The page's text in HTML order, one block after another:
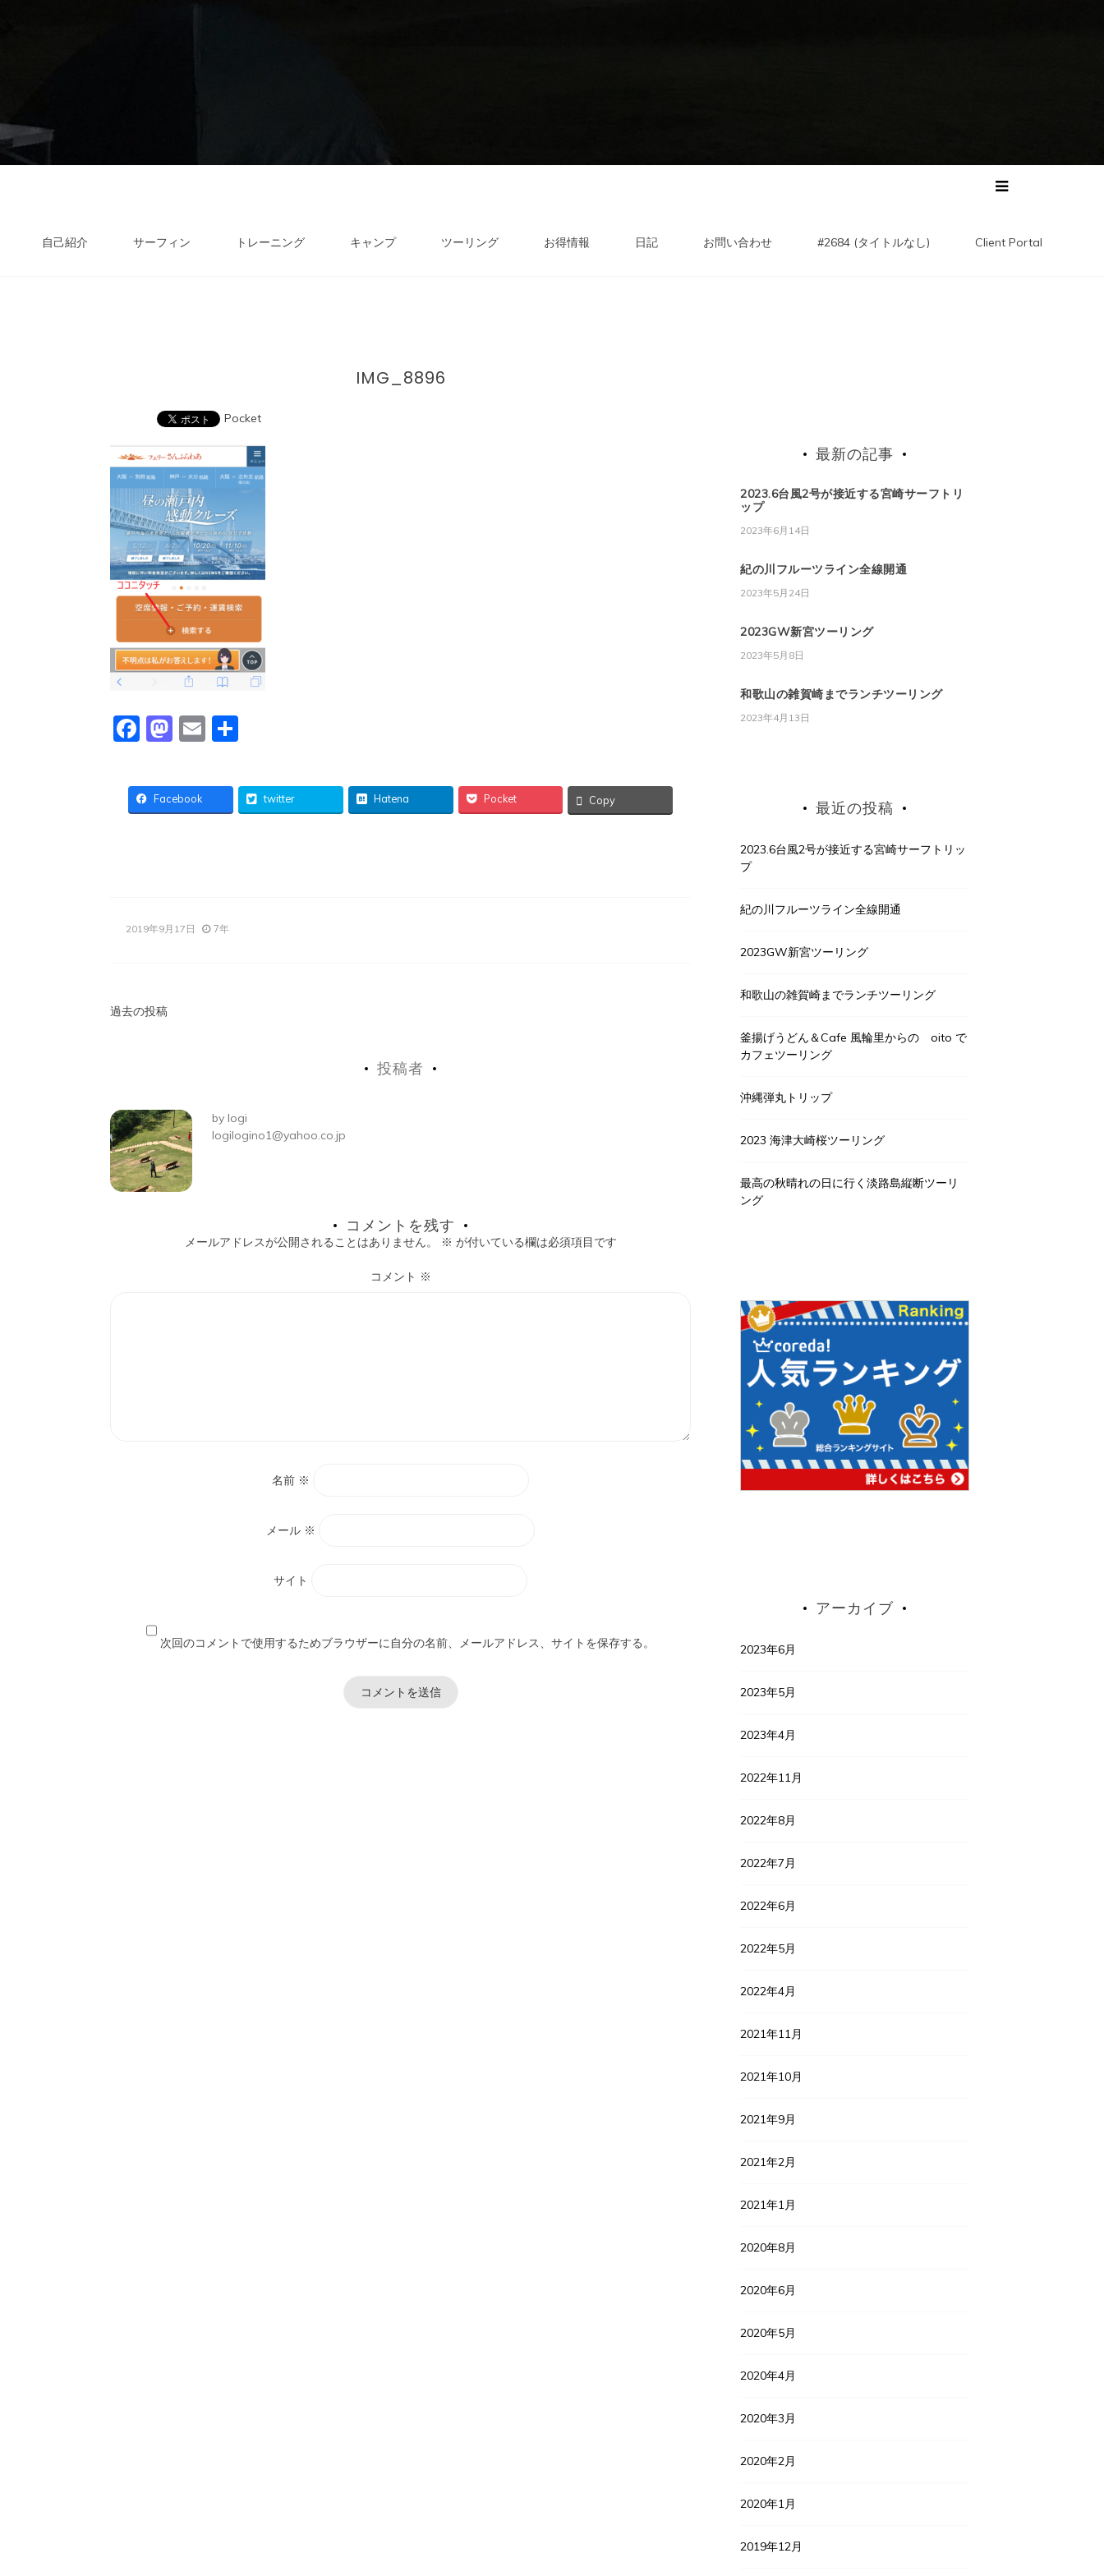
自己紹介 サーフィン トレーニング キャンプ ツーリング お得情報 日記 お問い合わせ #2684 (タイトルなし) Client Portal
IMG_8896
Pocket
Facebook
Mastodon
Email
Facebook twitter Hatena Pocket Copy
2019年9月17日 7年
投
ビ
ゲ
ー
過去の投稿
投稿者
by logi
logilogino1@yahoo.co.jp
コメントを残す
メールアドレスが公開されることはありません。 ※ が付いている欄は必須項目です
コメント ※
名前 ※
メール ※
サイト
次回のコメントで使用するためブラウザーに自分の名前、メールアドレス、サイトを保存する。
最新の記事
2023.6台風2号が接近する宮崎サーフトリ
ップ
2023年6月14日
紀の川フルーツライン全線開通
2023年5月24日
2023GW新宮ツーリング
2023年5月8日
和歌山の雑賀崎までランチツーリング
2023年4月13日
最近の投稿
2023.6台風2号が接近する宮崎サーフトリッ
プ
紀の川フルーツライン全線開通
2023GW新宮ツーリング
和歌山の雑賀崎までランチツーリング
釜揚げうどん＆Cafe 風輪里からの oito で
カフェツーリング
沖縄弾丸トリップ
2023 海津大崎桜ツーリング
最高の秋晴れの日に行く淡路島縦断ツーリ
ング
アーカイブ
2023年6月
2023年5月
2023年4月
2022年11月
2022年8月
2022年7月
2022年6月
2022年5月
2022年4月
2021年11月
2021年10月
2021年9月
2021年2月
2021年1月
2020年8月
2020年6月
2020年5月
2020年4月
2020年3月
2020年2月
2020年1月
2019年12月